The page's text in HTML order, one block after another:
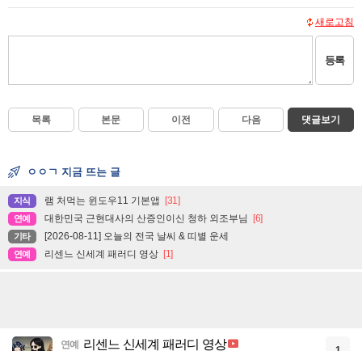
새로고침
등록
목록 본문 이전 다음 댓글보기
ㅇㅇㄱ 지금 뜨는 글
지식 램 처먹는 윈도우11 기본앱 [31]
연예 대한민국 근현대사의 산증인이신 청하 외조부님 [6]
기타 [2026-08-11] 오늘의 전국 날씨 & 띠별 운세
연예 리센느 신세계 패러디 영상 [1]
연예 리센느 신세계 패러디 영상